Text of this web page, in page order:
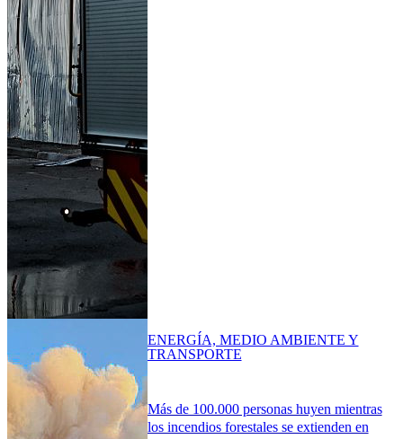
Más de 100.000 personas huyen mientras
los incendios forestales se extienden en
ENERGÍA, MEDIO AMBIENTE Y
TRANSPORTE